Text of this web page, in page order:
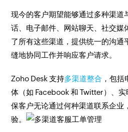
现今的客户期望能够通过多种渠道
话、电子邮件、网站聊天、社交媒
了所有这些渠道，提供统一的沟通
缝地协同工作并响应客户请求。
Zoho Desk 支持多渠道整合 ，包
体（如 Facebook 和 Twitter）、
保客户无论通过何种渠道联系企业
验。